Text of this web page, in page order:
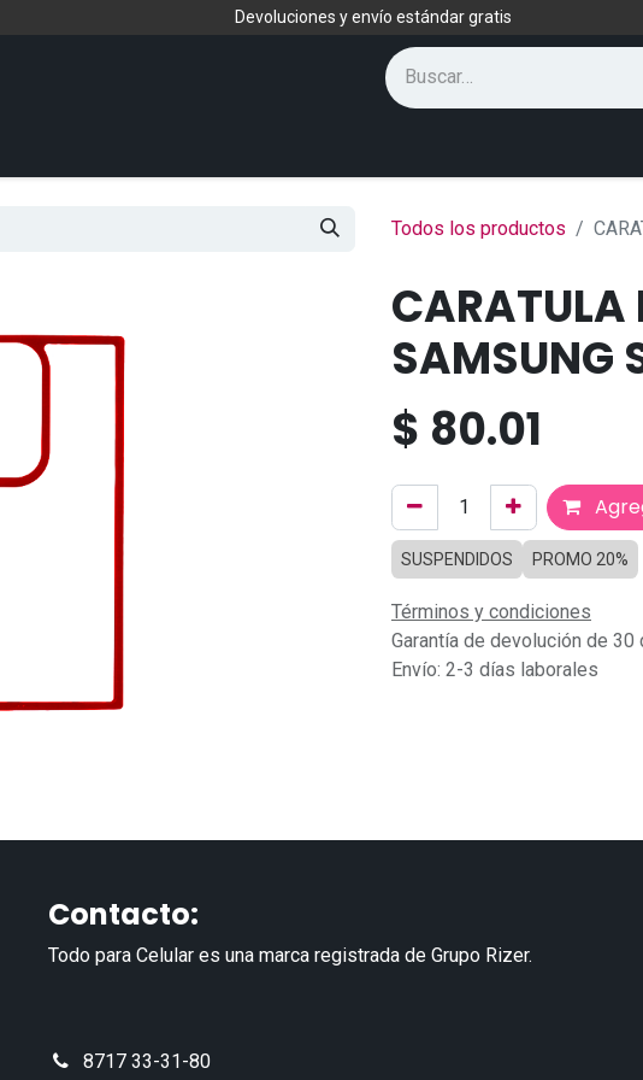
Devoluciones y envío estándar gratis
Todos los productos
CARATULA
SAMSUNG
$ 80.01
SUSPENDIDOS PROMO 20%
Términos y condiciones
Garantía de devolución de 30
Envío: 2-3 días laborales
Contacto:
Todo para Celular es una marca registrada de Grupo Rizer.
8717 33-31-80